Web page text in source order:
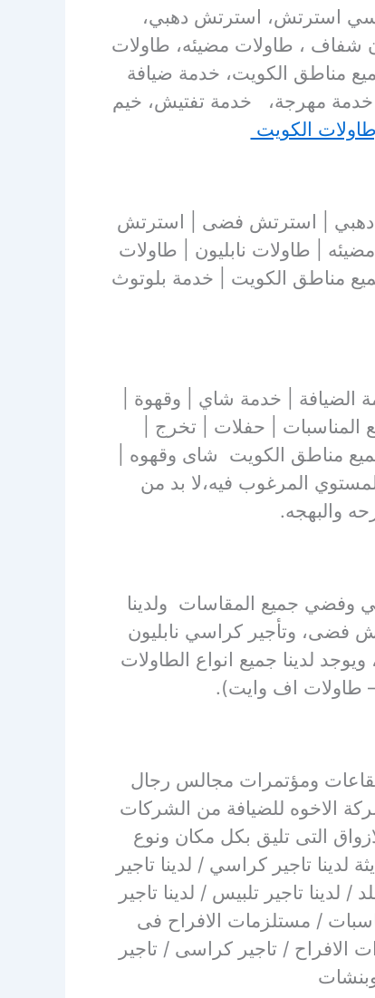
استرتش، استرتش دهبي،
شفاف ، طاولات مضيئه، طاولات
مناطق الكويت، خدمة ضيافة
خدمة مهرجة، خدمة تفتيش، خيم
الكويت
دهبي | استرتش فضى | استرتش
| طاولات نابليون | طاولات
مناطق الكويت | خدمة بلوتوث
| خدمة مميزة جميع مناطق الكويت | خدمة 24 ساعة | خدمة الضيافة | خدمة شاي | وقهوة |
| حفلات | تخرج |
مناطق الكويت شاى وقهوه |
المرغوب فيه،لا بد من
والبهجه.
وفضي جميع المقاسات ولدينا
وتأجير كراسي نابليون
لدينا جميع انواع الطاولات
طاولات اف وايت).
ومؤتمرات مجالس رجال
الاخوه للضيافة من الشركات
التى تليق بكل مكان ونوع
تاجير كراسي / لدينا تاجير
تاجير تلبيس / لدينا تاجير
/ مستلزمات الافراح فى
الافراح / تاجير كراسى / تاجير